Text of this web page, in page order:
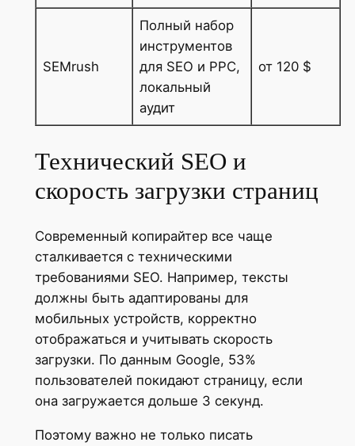
SEMrush
Полный набор
инструментов
для SEO и PPC,
локальный
аудит
от 120 $
Технический SEO и
скорость загрузки страниц
Современный копирайтер все чаще
сталкивается с техническими
требованиями SEO. Например, тексты
должны быть адаптированы для
мобильных устройств, корректно
отображаться и учитывать скорость
загрузки. По данным Google, 53%
пользователей покидают страницу, если
она загружается дольше 3 секунд.
Поэтому важно не только писать